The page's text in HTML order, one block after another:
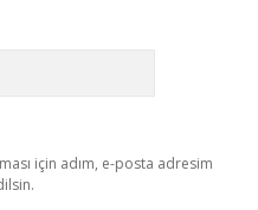
için adım, e-posta adresim